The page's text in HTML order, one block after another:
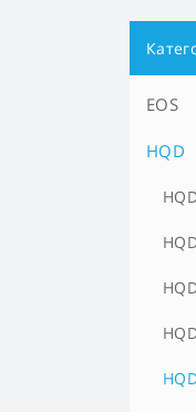
EOS
HQD